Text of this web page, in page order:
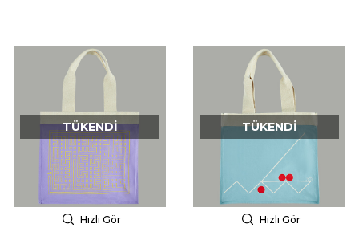
Hızlı Gör
TÜKENDI
Hızlı Gör
TÜKENDI